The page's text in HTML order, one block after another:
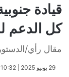
قيادة
كل الدعم
مقال رأي/
​29 يونيو 2025 | 10:32 مساءً